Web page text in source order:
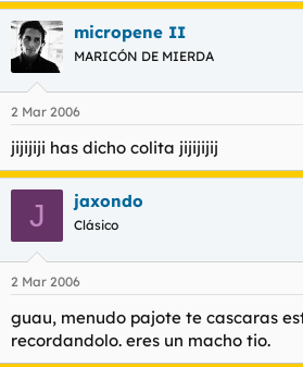
micropene II
MARICÓN DE MIERDA
2 Mar 2006
jijijiji has dicho colita jijijijij
J jaxondo
Clásico
2 Mar 2006
guau, menudo pajote te cascaras
recordandolo. eres un macho tio.